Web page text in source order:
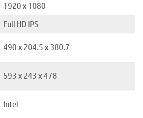
1920 x 1080
Full HD IPS
490 x 204.5 x 380.7
593 x 243 x 478
Intel